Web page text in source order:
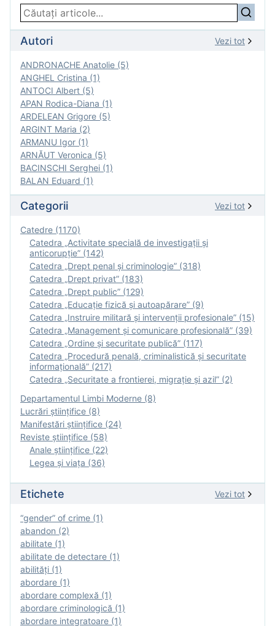
Autori Vezi tot
ANDRONACHE Anatolie (5)
ANGHEL Cristina (1)
ANTOCI Albert (5)
APAN Rodica-Diana (1)
ARDELEAN Grigore (5)
ARGINT Maria (2)
ARMANU Igor (1)
ARNĂUT Veronica (5)
BACINSCHI Serghei (1)
BALAN Eduard (1)
Categorii Vezi tot
Catedre (1170)
Catedra „Activitate specială de investigaţii şi
anticorupție” (142)
Catedra „Drept penal și criminologie” (318)
Catedra „Drept privat” (183)
Catedra „Drept public” (129)
Catedra „Educație fizică şi autoapărare” (9)
Catedra „Instruire militară şi intervenţii profesionale” (15)
Catedra „Management și comunicare profesională” (39)
Catedra „Ordine și securitate publică” (117)
Catedra „Procedură penală, criminalistică și securitate
informațională” (217)
Catedra „Securitate a frontierei, migrație și azil” (2)
Departamentul Limbi Moderne (8)
Lucrări științifice (8)
Manifestări ştiinţifice (24)
Reviste ştiinţifice (58)
Anale ştiinţifice (22)
Legea şi viaţa (36)
Etichete Vezi tot
“gender” of crime (1)
abandon (2)
abilitate (1)
abilitate de detectare (1)
abilităţi (1)
abordare (1)
abordare complexă (1)
abordare criminologică (1)
abordare integratoare (1)